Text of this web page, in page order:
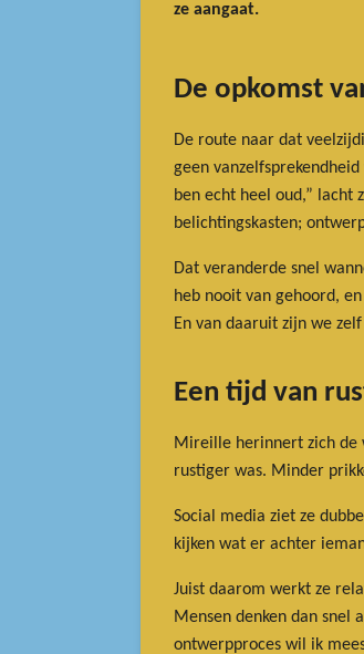
ze aangaat.
De opkomst
De route naar dat
geen
ben echt heel oud,” lacht
belichtingskasten;
Dat veranderde snel
heb nooit van gehoord,
En van daaruit zijn we
Een tijd van
Mireille herinnert zich de
rustiger was. Minder
Social media ziet ze
kijken wat er achter
Juist daarom werkt ze
Mensen denken dan snel
ontwerpproces wil ik